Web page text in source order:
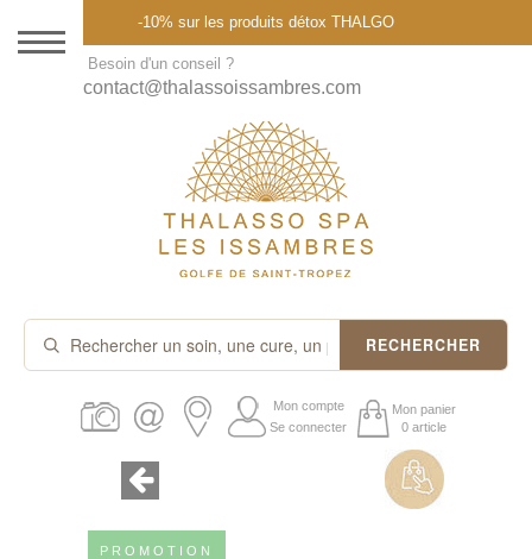
DESTINATION
THALASSO SPA
CURES ET FORFAITS
SOINS À LA CARTE
ABONNEMENTS
PROMOS
-10% sur les produits détox THALGO
Besoin d'un conseil ?
contact@thalassoissambres.com
RECHERCHER
Mon compte
Se connecter
Mon panier
0 article
PROMOTION